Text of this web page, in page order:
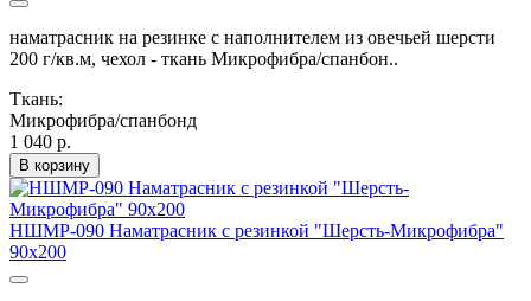
наматрасник на резинке с наполнителем из овечьей шерсти
200 г/кв.м, чехол - ткань Микрофибра/спанбон..
Ткань:
Микрофибра/спанбонд
1 040 р.
В корзину
НШМР-090 Наматрасник с резинкой "Шерсть-Микрофибра"
90х200